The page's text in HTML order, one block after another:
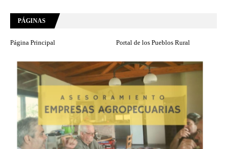
PÁGINAS
Página Principal Portal de los Pueblos Rural